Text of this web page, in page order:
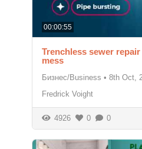
00:00:55
Trenchless sewer
mess
Бизнес/Business • 8th Oct,
Fredrick Voight
4926 0 0